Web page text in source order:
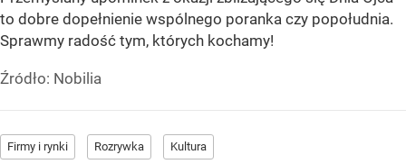
to dobre dopełnienie wspólnego poranka czy popołudnia.
Sprawmy radość tym, których kochamy!
Źródło: Nobilia
Firmy i rynki Rozrywka Kultura